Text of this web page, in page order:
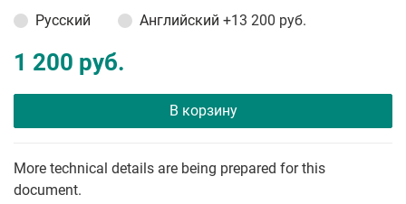
Русский
Английский +13 200 руб.
1 200 руб.
В корзину
More technical details are being prepared for this
document.